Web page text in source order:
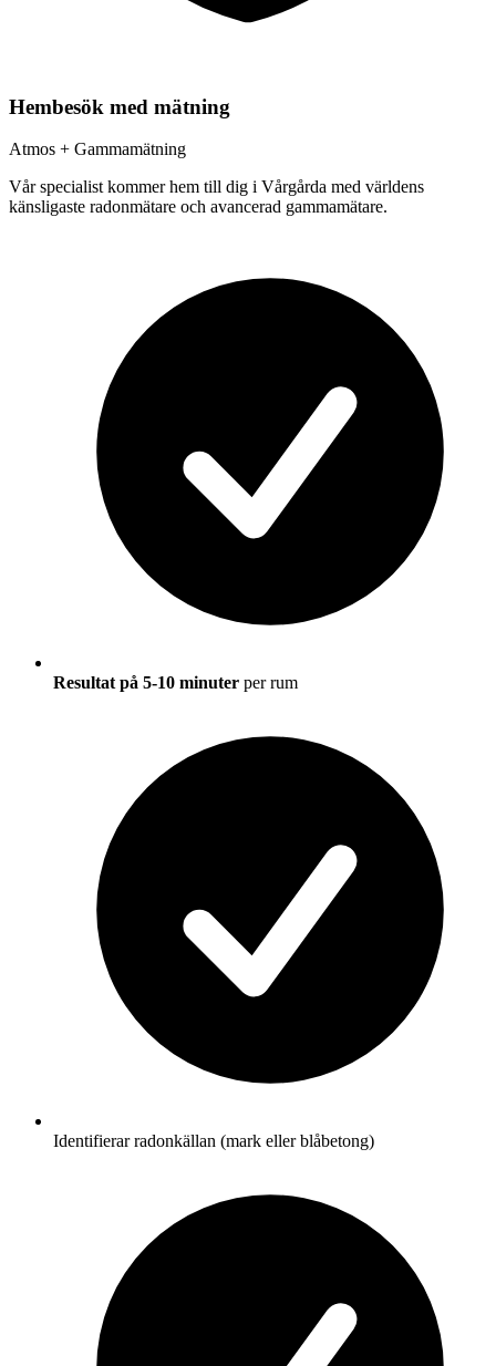
Hembesök med mätning
Atmos + Gammamätning
Vår specialist kommer hem till dig i Vårgårda med världens
känsligaste radonmätare och avancerad gammamätare.
Resultat på 5-10 minuter per rum
Identifierar radonkällan (mark eller blåbetong)